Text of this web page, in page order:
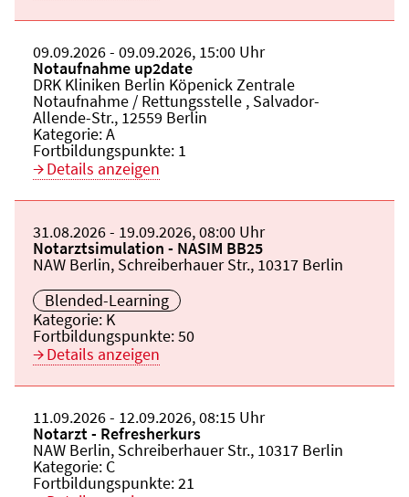
Beginn:
09.09.2026Ende und Anfangszeit:
- 09.09.2026, 15:00 Uhr
Veranstaltungstitel:
Notaufnahme up2date
Veranstaltungsort:
DRK Kliniken Berlin Köpenick Zentrale
Notaufnahme / Rettungsstelle , Salvador-
Allende-Str., 12559 Berlin
Kategorie:A
Fortbildungspunkte: 1
Details anzeigen
Beginn:
31.08.2026Ende und Anfangszeit:
- 19.09.2026,08:00 Uhr
Veranstaltungstitel:
Notarztsimulation - NASIM BB25
Veranstaltungsort:
NAW Berlin, Schreiberhauer Str., 10317 Berlin
Blended-Learning
Kategorie: K
Fortbildungspunkte:50
Details anzeigen
Beginn:
11.09.2026Ende und Anfangszeit:
- 12.09.2026,08:15 Uhr
Veranstaltungstitel:
Notarzt - Refresherkurs
Veranstaltungsort:
NAW Berlin, Schreiberhauer Str., 10317 Berlin
Kategorie: C
Fortbildungspunkte:21